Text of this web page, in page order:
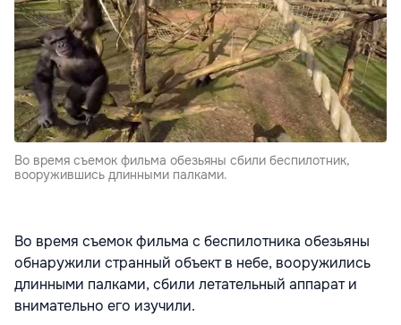
Во время съемок фильма обезьяны сбили беспилотник,
вооружившись длинными палками.
Во время съемок фильма с беспилотника обезьяны
обнаружили странный объект в небе, вооружились
длинными палками, сбили летательный аппарат и
внимательно его изучили.